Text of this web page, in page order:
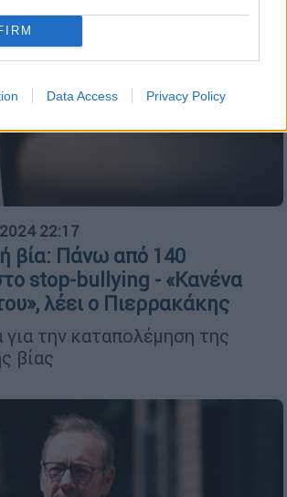
Data Access Privacy Policy
22:17
βία: Πάνω από 140
stop-bullying - «Κανένα
λέει ο Πιερρακάκης
για την καταπολέμηση της
βίας